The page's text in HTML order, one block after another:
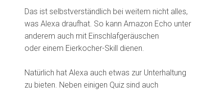
Das ist selbstverständlich bei weitem nicht alles,
was Alexa draufhat. So kann Amazon Echo unter
anderem auch mit Einschlafgeräuschen
oder einem Eierkocher-Skill dienen.
Natürlich hat Alexa auch etwas zur Unterhaltung
zu bieten. Neben einigen Quiz sind auch